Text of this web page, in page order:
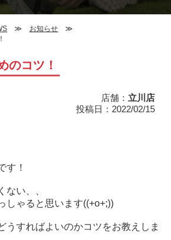
お知らせ
のコツ！
店舗： 立川店
投稿日：2022/02/15
す！
ない、、
しゃると思います((+o+;))
うすればよいのかコツをお教えしま